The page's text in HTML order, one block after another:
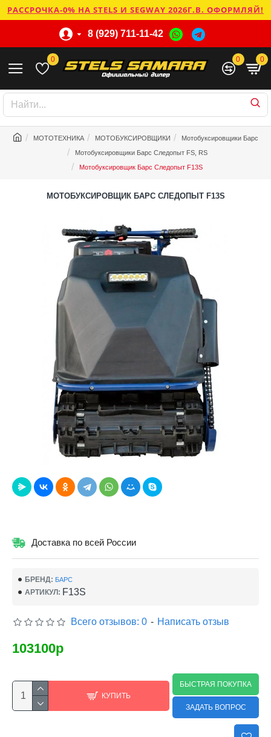
РАССРОЧКА-0% НА STELS И SEGWAY 2026Г.В. ОФОРМЛЯЙ!
8 (929) 711-11-42
0 0 0
МОТОТЕХНИКА МОТОБУКСИРОВЩИКИ
Мотобуксировщики Барс
Мотобуксировщики Барс Следопыт FS, RS
Мотобуксировщик Барс Следопыт F13S
МОТОБУКСИРОВЩИК БАРС СЛЕДОПЫТ F13S
Доставка по всей России
БРЕНД: БАРС
АРТИКУЛ: F13S
Всего отзывов: 0 - Написать отзыв
103100р
КУПИТЬ
БЫСТРАЯ ПОКУПКА
ЗАДАТЬ ВОПРОС